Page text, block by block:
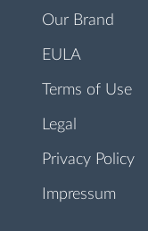
Our Brand
EULA
Terms of Use
Legal
Privacy Policy
Impressum